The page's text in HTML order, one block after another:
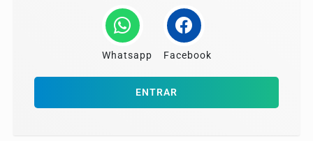
Whatsapp Facebook
ENTRAR